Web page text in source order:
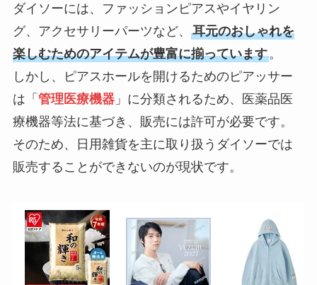
ー収納ポーチは買え
る？選び方＆活用
法！
ダイソーには、ファッションピアスやイヤリン
グ、アクセサリーパーツなど、 耳元のおしゃれを
楽しむためのアイテムが豊富に揃っています。
しかし、ピアスホールを開けるためのピアッサー
は「 管理医療機器」に分類されるため、医薬品医
療機器等法に基づき、販売には許可が必要です。
そのため、日用雑貨を主に取り扱うダイソーでは
販売することができないのが現状です。